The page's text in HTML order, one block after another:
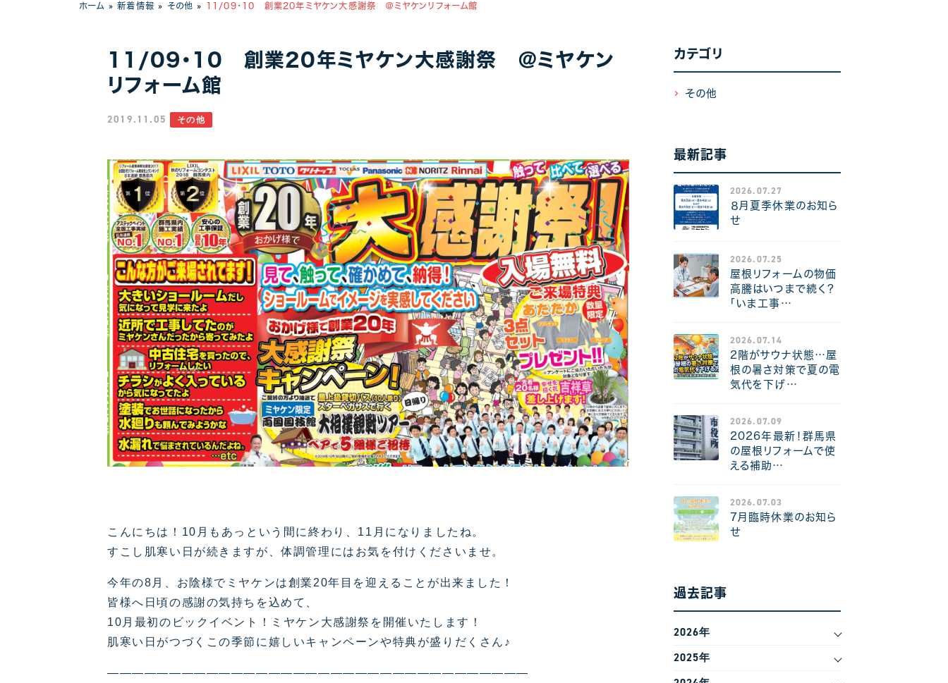
ホーム »新着情報 » その他 » 11/09・10 創業20年ミヤケン大感謝祭 ＠ミヤケンリフォーム館
11/09・10 創業20年ミヤケン大感謝祭 ＠ミヤケン
リフォーム館
2019.11.05 その他
こんにちは！10月もあっという間に終わり、11月になりましたね。
すこし肌寒い日が続きますが、体調管理にはお気を付けくださいませ。
今年の8月、お陰様でミヤケンは創業20年目を迎えることが出来ました！
皆様へ日頃の感謝の気持ちを込めて、
10月最初のビックイベント！ミヤケン大感謝祭を開催いたします！
肌寒い日がつづくこの季節に嬉しいキャンペーンや特典が盛りだくさん♪
——————————————————————————————————
カテゴリ
その他
最新記事
2026.07.27
８月夏季休業のお知ら
せ
2026.07.25
屋根リフォームの物価
高騰はいつまで続く？
「いま工事…
2026.07.14
2階がサウナ状態…屋
根の暑さ対策で夏の電
気代を下げ…
2026.07.09
2026年最新！群馬県
の屋根リフォームで使
える補助…
2026.07.03
7月臨時休業のお知ら
せ
過去記事
2026年
2025年